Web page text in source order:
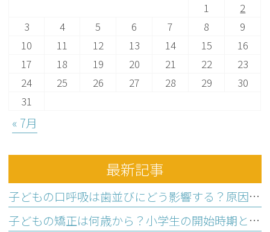
1
2
3
4 5 6 7 8
9
10
11 12 13 14 15
16
17
18 19 20 21 22
23
24
25 26 27 28 29
30
31
« 7月
最新記事
子どもの口呼吸は歯並びにどう影響する？原因と家庭でできるトレーニング
子どもの矯正は何歳から？小学生の開始時期と相談すべき状態とは